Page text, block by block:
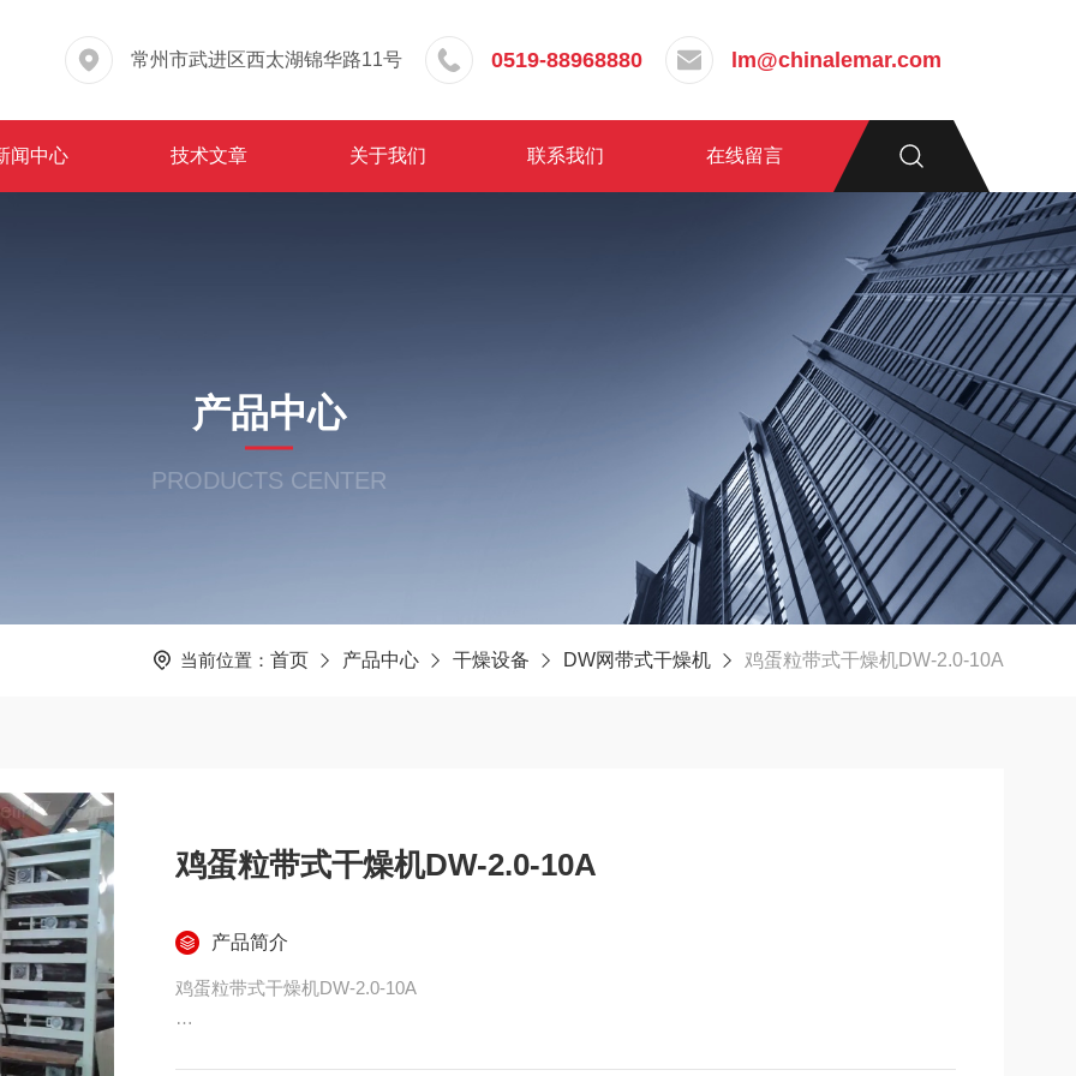
常州市武进区西太湖锦华路11号 0519-88968880 lm@chinalemar.com
闻中心 技术文章 关于我们 联系我们 在线留言
产品中心
PRODUCTS CENTER
当前位置： 首页 产品中心 干燥设备 DW网带式干燥机 鸡蛋粒带式干燥机DW-2.0-10A
鸡蛋粒带式干燥机DW-2.0-10A
产品简介
鸡蛋粒带式干燥机DW-2.0-10A